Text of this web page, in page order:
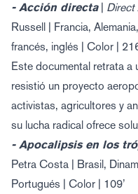
- Acción directa| Direct
Russell | Francia,
francés, inglés | Color |
Este documental retrata a
resistió un proyecto
activistas, agricultores y
su lucha radical ofrece
- Apocalipsis en los
Petra Costa | Brasil,
Portugués | Color | 109’